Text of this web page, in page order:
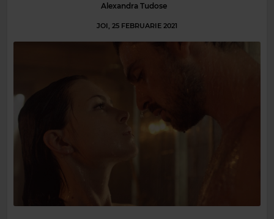
Alexandra Tudose
JOI, 25 FEBRUARIE 2021